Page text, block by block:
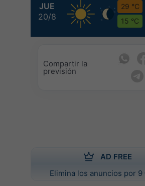
JUE
20/8
29 °C
15 °C
Compartir la
previsión
AD FREE
Elimina los anuncios por 9